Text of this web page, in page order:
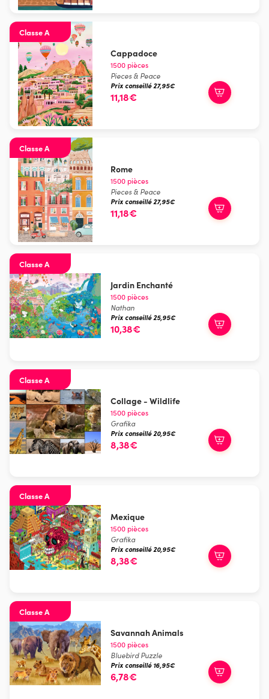
Classe A
Cappadoce
1500 pièces
Pieces & Peace
Prix conseillé 27,95€
11,18€
Classe A
Rome
1500 pièces
Pieces & Peace
Prix conseillé 27,95€
11,18€
Classe A
Jardin Enchanté
1500 pièces
Nathan
Prix conseillé 25,95€
10,38€
Classe A
Collage - Wildlife
1500 pièces
Grafika
Prix conseillé 20,95€
8,38€
Classe A
Mexique
1500 pièces
Grafika
Prix conseillé 20,95€
8,38€
Classe A
Savannah Animals
1500 pièces
Bluebird Puzzle
Prix conseillé 16,95€
6,78€